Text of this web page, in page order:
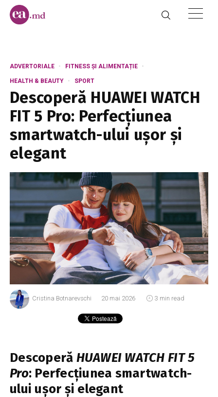
ADVERTORIALE FITNESS ȘI ALIMENTAȚIE
HEALTH & BEAUTY SPORT
Descoperă HUAWEI WATCH
FIT 5 Pro: Perfecțiunea
smartwatch-ului ușor și
elegant
Cristina Botnarevschi 20 mai 2026 3 min read
Descoperă HUAWEI WATCH FIT 5
Pro: Perfecțiunea smartwatch-
ului ușor și elegant